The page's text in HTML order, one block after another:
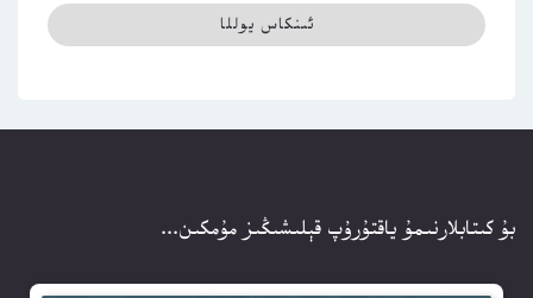
بۇ كىتابلارنىمۇ ياقتۇرۇپ قېلىشىڭىز مۇمكىن...